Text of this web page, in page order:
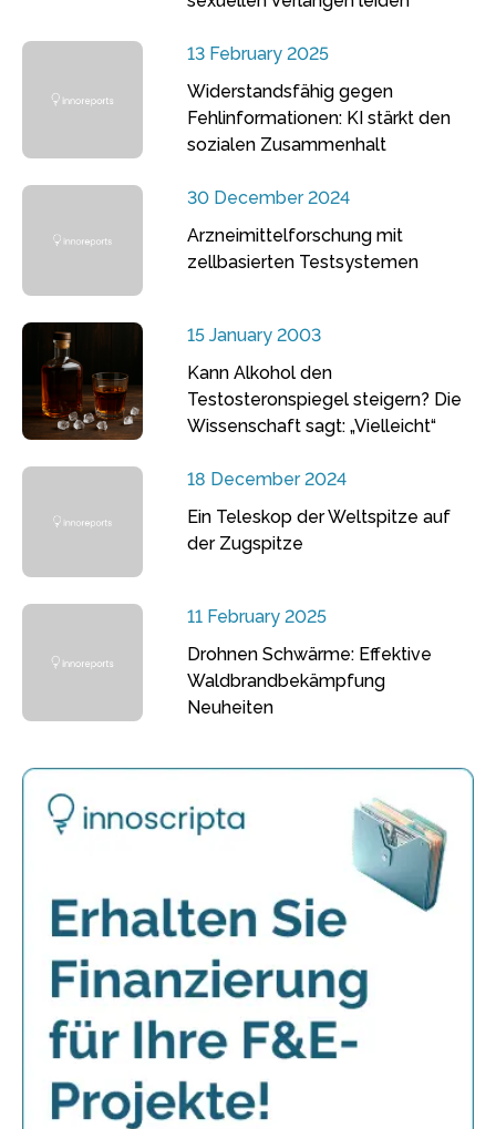
13 February 2025
Widerstandsfähig gegen
Fehlinformationen: KI stärkt den
sozialen Zusammenhalt
30 December 2024
Arzneimittelforschung mit
zellbasierten Testsystemen
15 January 2003
Kann Alkohol den
Testosteronspiegel steigern? Die
Wissenschaft sagt: „Vielleicht“
18 December 2024
Ein Teleskop der Weltspitze auf
der Zugspitze
11 February 2025
Drohnen Schwärme: Effektive
Waldbrandbekämpfung
Neuheiten